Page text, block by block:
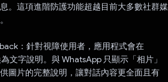
。這項進階防護功能超越目前大多數社群媒
：針對視障使用者，應用程式會在
文字說明。與 WhatsApp 只顯示「相片」
圖片的完整說明，讓對話內容更全面且有